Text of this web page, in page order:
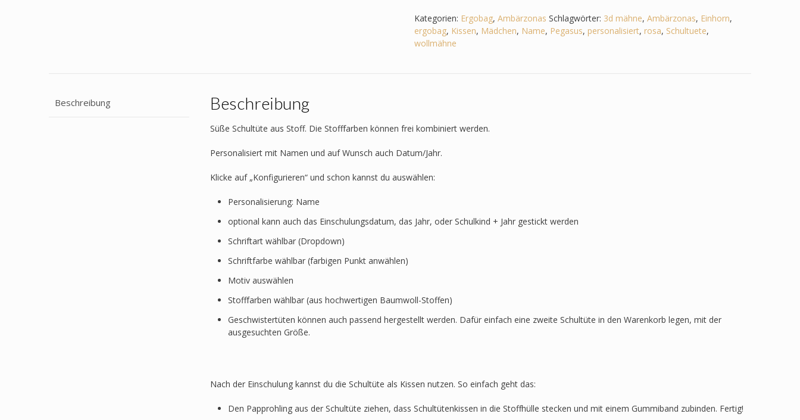
Ergobag
Ambärzonas
Menge
Kategorien: Ergobag, Ambärzonas Schlagwörter: 3d mähne, Ambärzonas, Einhorn,
ergobag, Kissen, Mädchen, Name, Pegasus, personalisiert, rosa, Schultuete,
wollmähne
Beschreibung Beschreibung
Süße Schultüte aus Stoff. Die Stofffarben können frei kombiniert werden.
Personalisiert mit Namen und auf Wunsch auch Datum/Jahr.
Klicke auf „Konfigurieren“ und schon kannst du auswählen:
Personalisierung: Name
optional kann auch das Einschulungsdatum, das Jahr, oder Schulkind + Jahr gestickt werden
Schriftart wählbar (Dropdown)
Schriftfarbe wählbar (farbigen Punkt anwählen)
Motiv auswählen
Stofffarben wählbar (aus hochwertigen Baumwoll-Stoffen)
Geschwistertüten können auch passend hergestellt werden. Dafür einfach eine zweite Schultüte in den Warenkorb legen, mit der
ausgesuchten Größe.
Nach der Einschulung kannst du die Schultüte als Kissen nutzen. So einfach geht das:
Den Papprohling aus der Schultüte ziehen, dass Schultütenkissen in die Stoffhülle stecken und mit einem Gummiband zubinden. Fertig!